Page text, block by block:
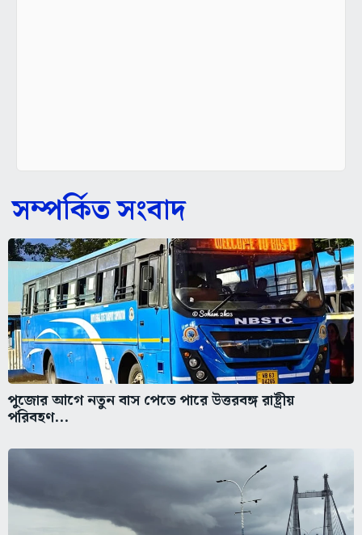
সম্পর্কিত সংবাদ
পুজোর আগে নতুন বাস পেতে পারে উত্তরবঙ্গ রাষ্ট্রীয়
পরিবহণ...